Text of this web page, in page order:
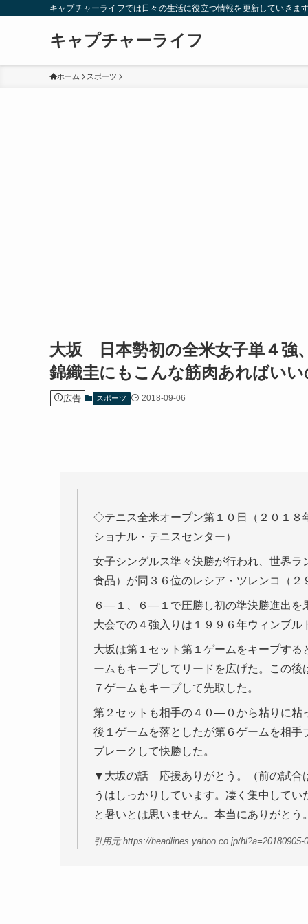
キャプチャーライフでは日々の生活に役立つ情報を更新していき
キャプチャーライフ
ホーム スポーツ
大坂 日本勢初の全米女子単４強
錦織圭にもこんな筋肉あればい
広告 スポーツ 2018-09-06
◇テニス全米オープン第１０日（２０１
ショナル・テニスセンター）
女子シングルス準々決勝が行われ、世界
食品）が同３６位のレシア・ツレンコ（２
６―１、６―１で圧勝し初の準決勝進出を
大会での４強入りは１９９６年ウィンブ
大坂は第１セット第１ゲームをキープす
ームもキープしてリードを広げた。この
７ゲームもキープして先取した。
第２セットも相手の４０―０から粘りに粘
後１ゲームを落としたが第６ゲームを相
ブレークして快勝した。
▼大坂の話 応援ありがとう。（前の試合
うはしっかりしています。凄く集中して
と暑いとは思いません。本当にありがとう
引用元:https://headlines.yahoo.co.jp/hl?a=20180905-